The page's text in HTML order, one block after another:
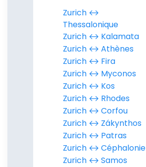
Zurich ↔︎
Thessalonique
Zurich ↔︎ Kalamata
Zurich ↔︎ Athènes
Zurich ↔︎ Fira
Zurich ↔︎ Myconos
Zurich ↔︎ Kos
Zurich ↔︎ Rhodes
Zurich ↔︎ Corfou
Zurich ↔︎ Zákynthos
Zurich ↔︎ Patras
Zurich ↔︎ Céphalonie
Zurich ↔︎ Samos